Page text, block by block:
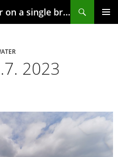
ApneaSite – underwater on a single breath
2023